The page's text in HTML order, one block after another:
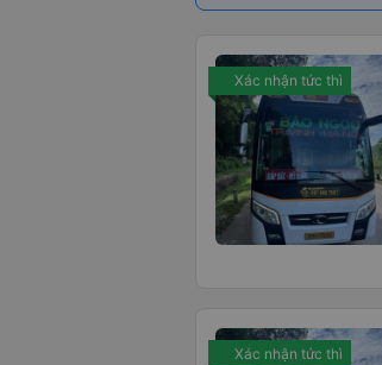
Xác nhận tức thì
Xác nhận tức thì